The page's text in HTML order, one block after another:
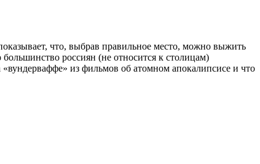
что, выбрав правильное место, можно выжить
россиян (не относится к столицам)
из фильмов об атомном апокалипсисе и что